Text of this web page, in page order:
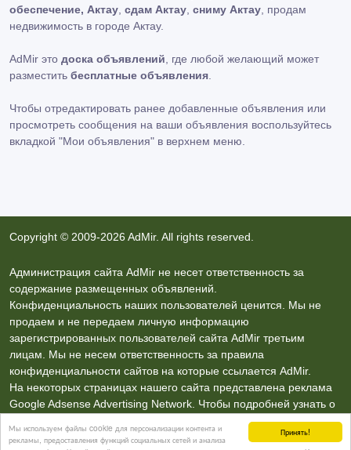
Принять!
Мы используем файлы cookie для персонализации контента и
рекламы, предоставления функций социальных сетей и анализа
обеспечение, Актау сдам Актау сниму Актау , продам
недвижимость в городе Актау.
AdMir это доска объявлений , где любой желающий может
разместить бесплатные объявления
Чтобы отредактировать ранее добавленные объявления или
просмотреть сообщения на ваши объявления воспользуйтесь
вкладкой "Мои объявления" в верхнем меню.
Copyright © 2009-2026 AdMir. All rights reserved.
Администрация сайта AdMir не несет ответственность за
содержание размещенных объявлений.
Конфиденциальность наших пользователей ценится. Мы не
продаем и не передаем личную информацию
зарегистрированных пользователей сайта AdMir третьим
лицам. Мы не несем ответственность за правила
конфиденциальности сайтов на которые ссылается AdMir.
На некоторых страницах нашего сайта представлена реклама
Google Adsense Advertising Network. Чтобы подробней узнать о
нажмите тут.